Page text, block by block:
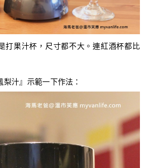
打果汁杯，尺寸都不大。連紅酒杯都比
汁』示範一下作法：